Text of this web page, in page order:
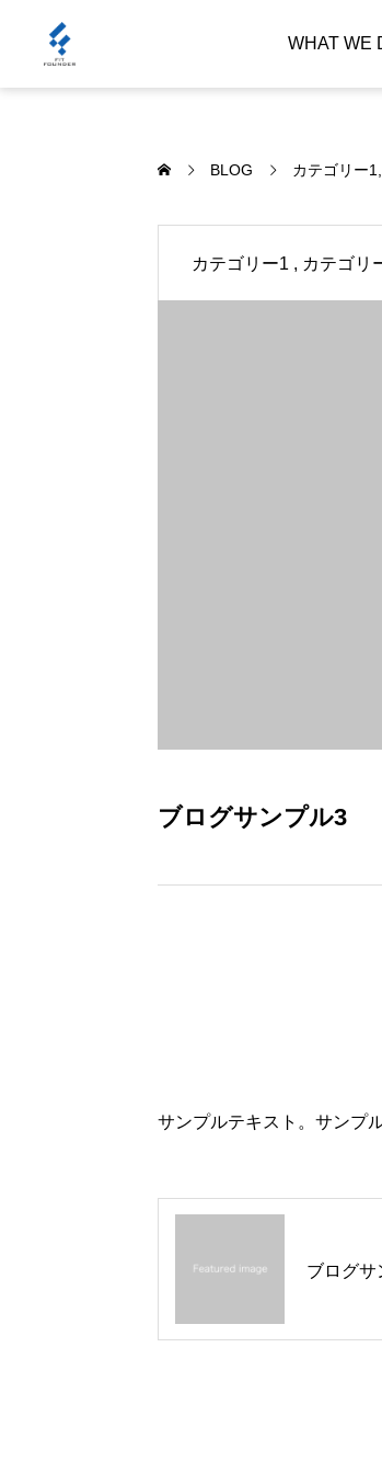
WHAT WE
BLOG カテゴリー1
カテゴリー1 カテゴリ
ブログサンプル3
サンプルテキスト。サンプ
ブログサ